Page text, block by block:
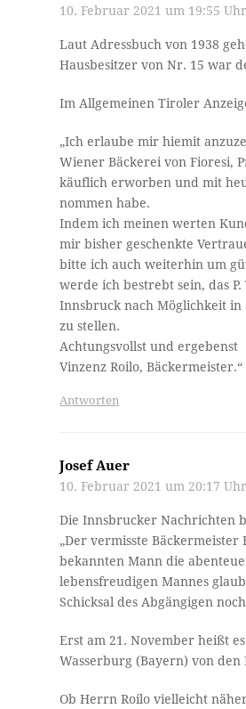
10. Februar 2021 um 19:55 Uhr
Laut Adressbuch von 1938
Hausbesitzer von Nr. 15 war
Im Allgemeinen Tiroler
„Ich erlaube mir hiemit
Wiener Bäckerei von Fioresi,
käuflich erworben und mit
nommen habe.
Indem ich meinen werten
mir bisher geschenkte
bitte ich auch weiterhin um
werde ich bestrebt sein, das
Innsbruck nach Möglichkeit in
zu stellen.
Achtungsvollst und ergebenst
Vinzenz Roilo, Bäckermeister.“
Antworten
Josef Auer
10. Februar 2021 um 20:17 Uhr
Die Innsbrucker Nachrichten
„Der vermisste
bekannten Mann die
lebensfreudigen Mannes
Schicksal des Abgängigen
Erst am 21. November heißt
Wasserburg (Bayern) von
Ob Herrn Roilo vielleicht